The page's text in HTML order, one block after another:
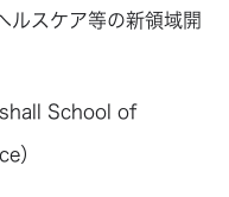
ルスケア等の新領域開
School of
）